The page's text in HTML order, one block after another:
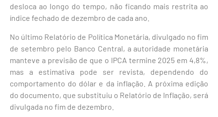
desloca ao longo do tempo, não ficando mais restrita ao
índice fechado de dezembro de cada ano.
No último Relatório de Política Monetária, divulgado no fim
de setembro pelo Banco Central, a autoridade monetária
manteve a previsão de que o IPCA termine 2025 em 4,8%,
mas a estimativa pode ser revista, dependendo do
comportamento do dólar e da inflação. A próxima edição
do documento, que substituiu o Relatório de Inflação, será
divulgada no fim de dezembro.